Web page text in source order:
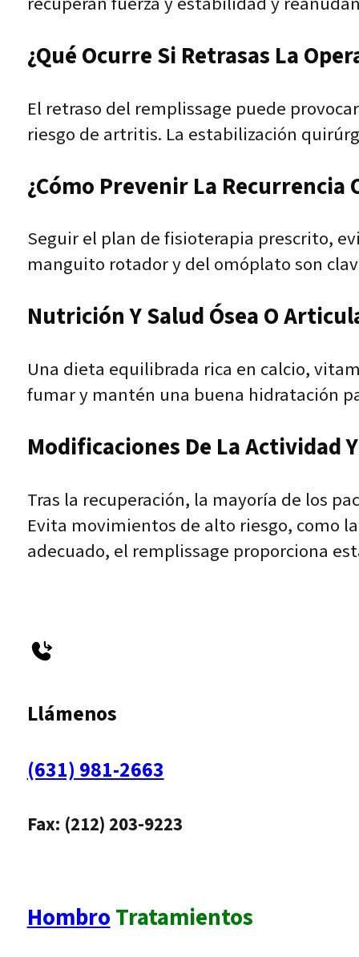
¿Qué Ocurre Si Retrasas La
El retraso del remplissage puede
riesgo de artritis. La estabilización
¿Cómo Prevenir La Recurrencia
Seguir el plan de fisioterapia prescrito,
manguito rotador y del omóplato son
Nutrición Y Salud Ósea O
Una dieta equilibrada rica en calcio,
fumar y mantén una buena hidratación
Modificaciones De La Actividad
Tras la recuperación, la mayoría de los
Evita movimientos de alto riesgo, como
adecuado, el remplissage proporciona
Llámenos
(631) 981-2663
Fax: (212) 203-9223
HombroTratamientos